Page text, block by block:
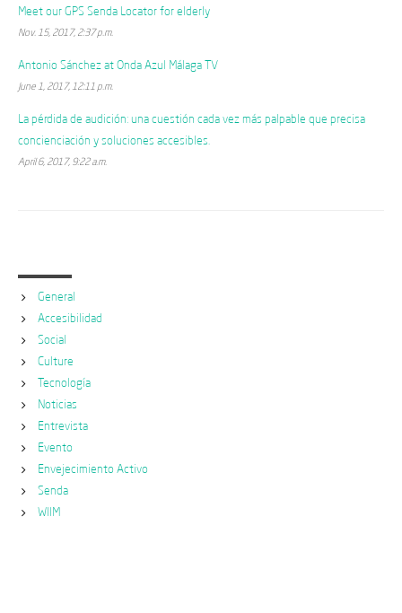
Meet our GPS Senda Locator for elderly
Nov. 15, 2017, 2:37 p.m.
Antonio Sánchez at Onda Azul Málaga TV
June 1, 2017, 12:11 p.m.
La pérdida de audición: una cuestión cada vez más palpable que precisa
concienciación y soluciones accesibles.
April 6, 2017, 9:22 a.m.
General
Accesibilidad
Social
Culture
Tecnología
Noticias
Entrevista
Evento
Envejecimiento Activo
Senda
WIIM